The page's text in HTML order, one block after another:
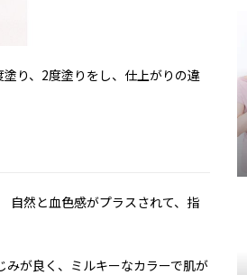
り、2度塗りをし、仕上がりの違
然と血色感がプラスされて、指
が良く、ミルキーなカラーで肌が